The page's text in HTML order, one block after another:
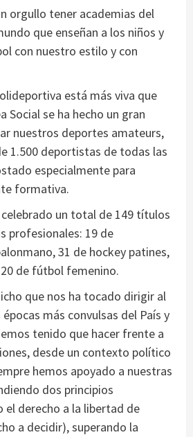
orgullo tener academias del
que enseñan a los niños y
con nuestro estilo y con
está más viva que
Social se ha hecho un gran
nuestros deportes amateurs,
1.500 deportistas de todas las
especialmente para
formativa.
celebrado un total de 149 títulos
profesionales: 19 de
31 de hockey patines,
de fútbol femenino.
que nos ha tocado dirigir al
más convulsas del País y
tenido que hacer frente a
desde un contexto político
hemos apoyado a nuestras
dos principios
el derecho a la libertad de
a decidir), superando la